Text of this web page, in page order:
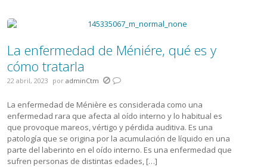
La enfermedad de Méniére, qué es y
cómo tratarla
22 abril, 2023 por adminCtm
La enfermedad de Ménière es considerada como una
enfermedad rara que afecta al oído interno y lo habitual es
que provoque mareos, vértigo y pérdida auditiva. Es una
patología que se origina por la acumulación de líquido en una
parte del laberinto en el oído interno. Es una enfermedad que
sufren personas de distintas edades, […]